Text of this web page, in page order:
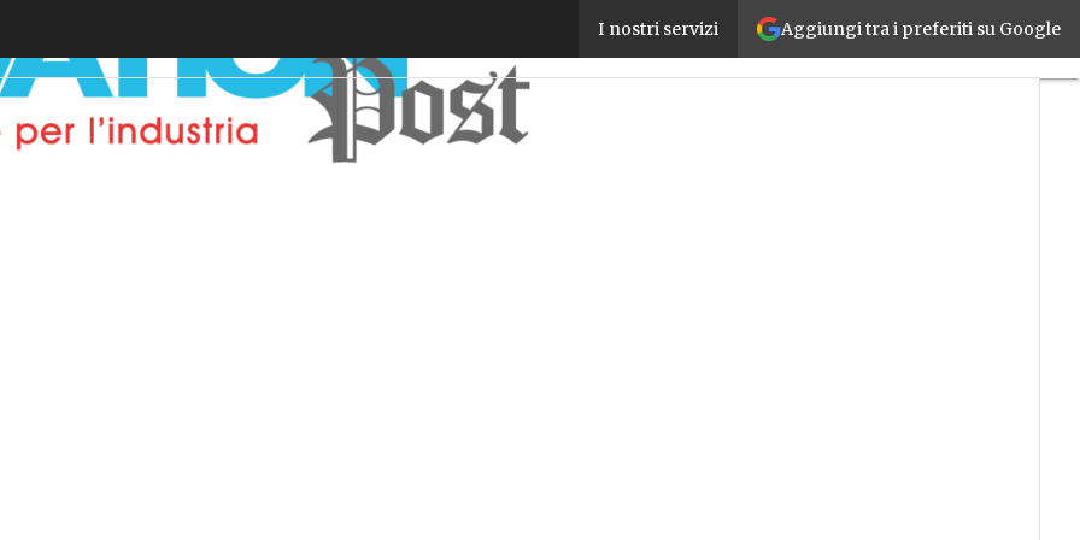
Aggiungi tra i preferiti su Google
I nostri servizi
Sbarca in Italia la versione a braccio singolo di